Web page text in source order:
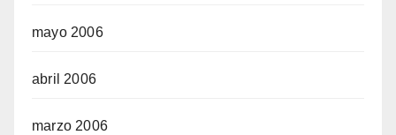
mayo 2006
abril 2006
marzo 2006